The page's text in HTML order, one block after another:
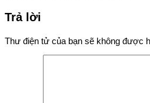
Trả lời
Thư điện tử của bạn sẽ không được